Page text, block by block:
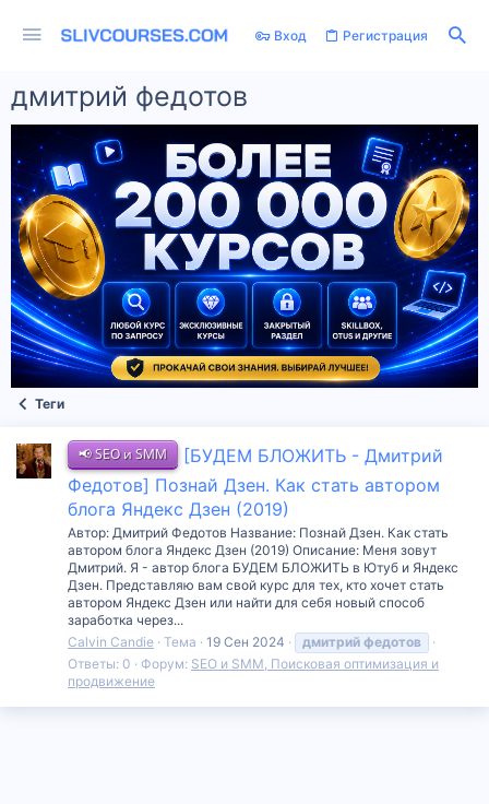
Вход Регистрация
дмитрий федотов
Теги
📢 SEO и SMM
[БУДЕМ БЛОЖИТЬ - Дмитрий
Федотов] Познай Дзен. Как стать автором
блога Яндекс Дзен (2019)
Автор: Дмитрий Федотов Название: Познай Дзен. Как стать
автором блога Яндекс Дзен (2019) Описание: Меня зовут
Дмитрий. Я - автор блога БУДЕМ БЛОЖИТЬ в Ютуб и Яндекс
Дзен. Представляю вам свой курс для тех, кто хочет стать
автором Яндекс Дзен или найти для себя новый способ
заработка через...
Calvin Candie Тема 19 Сен 2024 дмитрий федотов
Ответы: 0
Форум: SEO и SMM, Поисковая оптимизация и
продвижение